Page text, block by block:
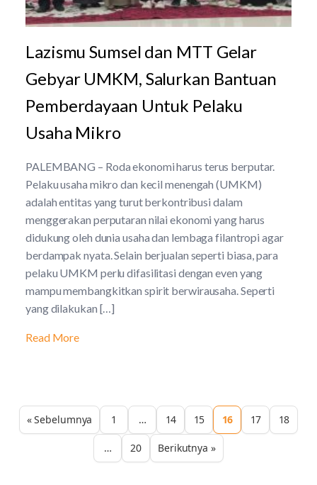
Lazismu Sumsel dan MTT Gelar
Gebyar UMKM, Salurkan Bantuan
Pemberdayaan Untuk Pelaku
Usaha Mikro
PALEMBANG – Roda ekonomi harus terus berputar.
Pelaku usaha mikro dan kecil menengah (UMKM)
adalah entitas yang turut berkontribusi dalam
menggerakan perputaran nilai ekonomi yang harus
didukung oleh dunia usaha dan lembaga filantropi agar
berdampak nyata. Selain berjualan seperti biasa, para
pelaku UMKM perlu difasilitasi dengan even yang
mampu membangkitkan spirit berwirausaha. Seperti
yang dilakukan […]
Read More
« Sebelumnya 1 … 14 15 16 17 18
… 20 Berikutnya »